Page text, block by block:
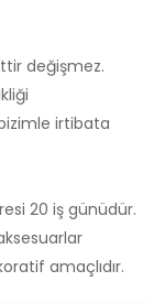
değişmez.
irtibata
20 iş günüdür.
amaçlıdır.